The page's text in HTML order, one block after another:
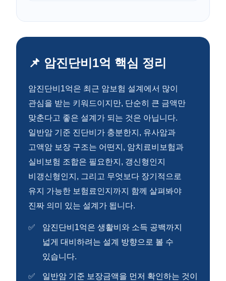
📌 암진단비1억 핵심 정리
암진단비1억은 최근 암보험 설계에서 많이
관심을 받는 키워드이지만, 단순히 큰 금액만
맞춘다고 좋은 설계가 되는 것은 아닙니다.
일반암 기준 진단비가 충분한지, 유사암과
고액암 보장 구조는 어떤지, 암치료비보험과
실비보험 조합은 필요한지, 갱신형인지
비갱신형인지, 그리고 무엇보다 장기적으로
유지 가능한 보험료인지까지 함께 살펴봐야
진짜 의미 있는 설계가 됩니다.
암진단비1억은 생활비와 소득 공백까지
넓게 대비하려는 설계 방향으로 볼 수
있습니다.
일반암 기준 보장금액을 먼저 확인하는 것이